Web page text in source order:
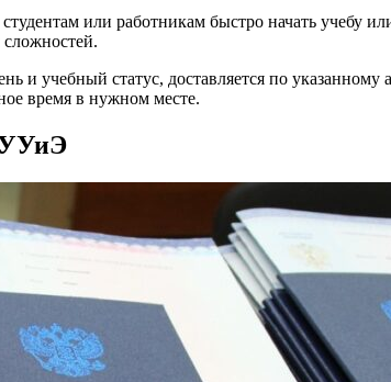
или работникам быстро начать учебу
учебный статус, доставляется по указанному
время в нужном месте.